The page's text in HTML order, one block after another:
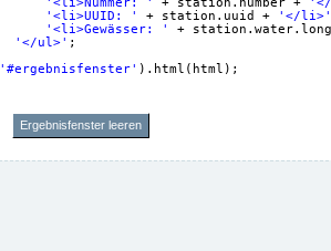
'<li>UUID: '
+ station.uuid +
'</li>'
'<li>Gewässer: '
+
'</ul>' ;
'#ergebnisfenster' ).html(html);
Ergebnisfenster leeren